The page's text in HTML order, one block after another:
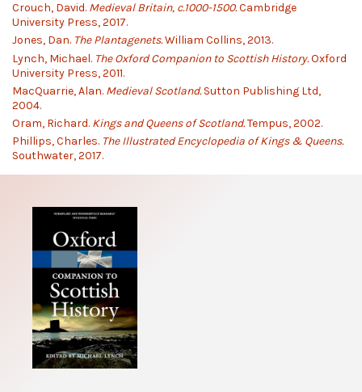
Crouch, David. Medieval Britain, c.1000-1500.Cambridge
University Press, 2017.
Jones, Dan. The Plantagenets.William Collins, 2013.
Lynch, Michael. The Oxford Companion to Scottish History.Oxford
University Press, 2011.
MacQuarrie, Alan. Medieval Scotland.Sutton Publishing Ltd,
2004.
Oram, Richard. Kings and Queens of Scotland.Tempus, 2002.
Phillips, Charles. The Illustrated Encyclopedia of Kings & Queens.
Southwater, 2017.